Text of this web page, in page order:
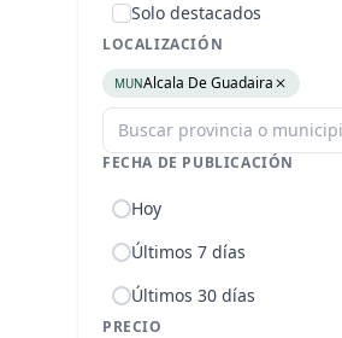
Solo destacados
LOCALIZACIÓN
MUNAlcala De Guadaira
FECHA DE PUBLICACIÓN
Hoy
Últimos 7 días
Últimos 30 días
PRECIO